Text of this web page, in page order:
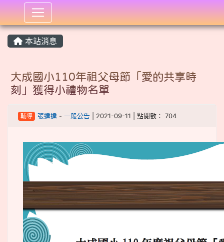
:::
本站消息
大成國小110年祖父母節「愛的共享時
刻」獲得小禮物名單
輔導 張達達 - 一般公告 | 2021-09-11 | 點閱數： 704